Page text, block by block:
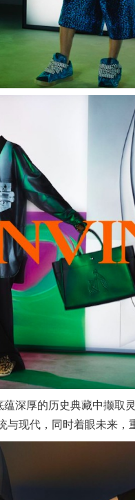
深厚的历史典藏中撷取
现代，同时着眼未来，